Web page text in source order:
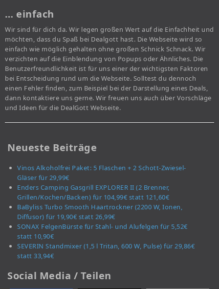
… einfach
Wir sind für dich da. Wir legen großen Wert auf die Einfachheit und
möchten, dass du Spaß bei Dealgott hast. Die Webseite wird so
einfach wie möglich gehalten ohne großen Schnick Schnack. Wir
verzichten auf die Einblendung von Popups oder Ähnliches. Die
Benutzerfreundlichkeit ist für uns einer der wichtigsten Faktoren
bei Entscheidung rund um die Webseite. Solltest du dennoch
einen Fehler finden, zum Beispiel bei der Darstellung eines Deals,
dann kontaktiere uns gerne. Wir freuen uns auch über Vorschläge
und Ideen für die DealGott Webseite.
Neueste Beiträge
Vinos Alkoholfrei Paket: 5 Flaschen + 2 Schott-Zwiesel-
Gläser für 29,99€
Enders Camping Gasgrill EXPLORER II (2 Brenner,
Grillen/Kochen/Backen) für 104,99€ statt 121,60€
BaByliss Turbo Smooth Haartrockner (2200 W, Ionen,
Diffusor) für 19,90€ statt 26,99€
SONAX FelgenBürste für Stahl- und Alufelgen für 5,52€
statt 10,90€
SEVERIN Standmixer (1,5 l Tritan, 600 W, Pulse) für 29,86€
statt 33,94€
Social Media / Teilen